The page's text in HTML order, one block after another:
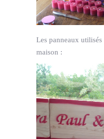
Les panneaux
maison :